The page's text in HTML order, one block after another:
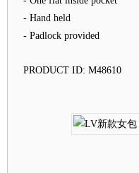
- Hand held
- Padlock provided
PRODUCT ID: M48610